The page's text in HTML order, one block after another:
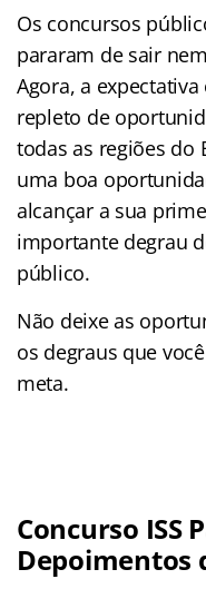
Os concursos
pararam de sair
Agora, a
repleto de
todas as regiões do
uma boa
alcançar a sua
importante degrau
público.
Não deixe as
os degraus que
meta.
Concurso ISS
Depoimentos